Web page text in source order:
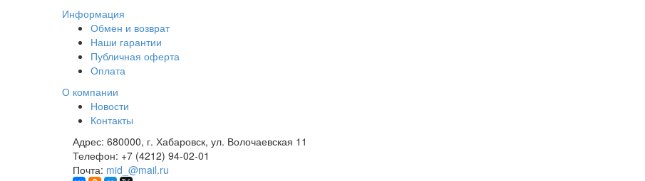
Информация
Обмен и возврат
Наши гарантии
Публичная оферта
Оплата
О компании
Новости
Контакты
Адрес: 680000, г. Хабаровск, ул. Волочаевская 11
Телефон: +7 (4212) 94-02-01
Почта: mid_@mail.ru